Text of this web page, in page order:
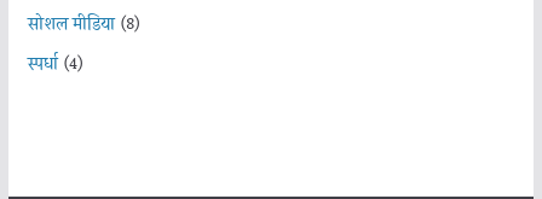
सोशल मीडिया(8)
स्पर्धा(4)